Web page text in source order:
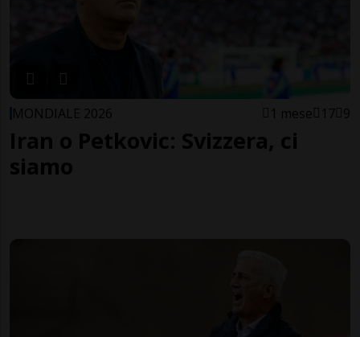
MONDIALE 2026 1 mese 17 9
Iran o Petkovic: Svizzera, ci
siamo